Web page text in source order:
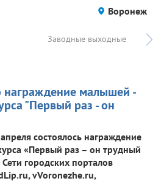
Воронеж
Заводные выходные
малышей -
"Первый раз - он
состоялось награждение
«Первый раз – он трудный
городских порталов
vVoronezhe.ru,